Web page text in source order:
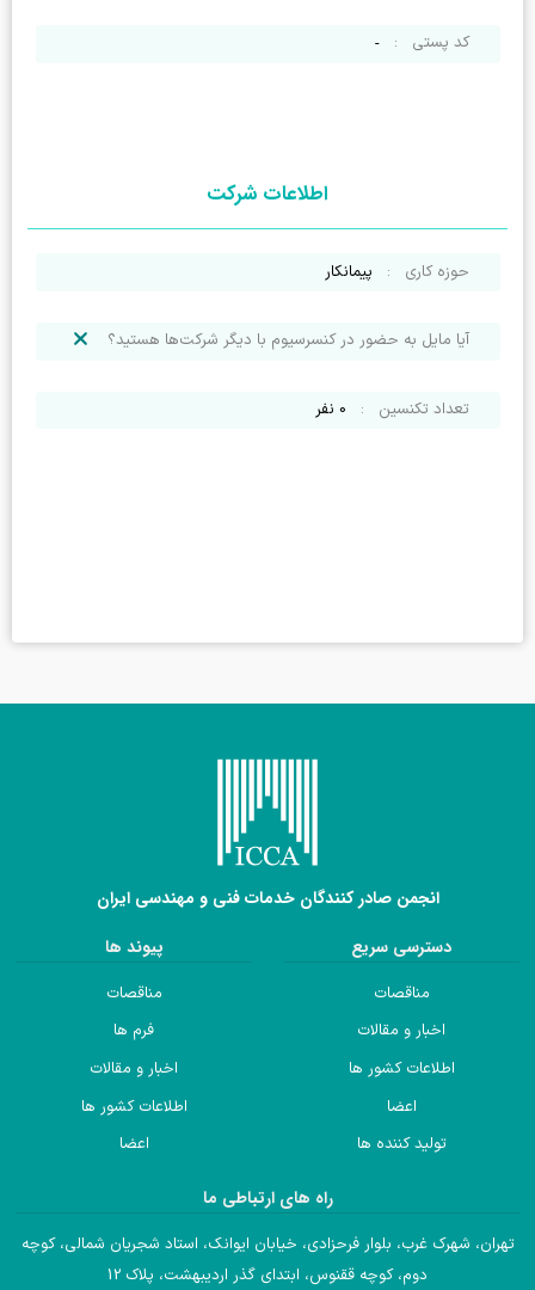
کد پستی :
-
اطلاعات شرکت
حوزه کاری : پیمانکار
آیا مایل به حضور در کنسرسیوم با دیگر شرکت‌ها هستید؟
تعداد تکنسین :
0 نفر
انجمن صادر کنندگان خدمات فنی و مهندسی ایران
دسترسی سریع
مناقصات
اخبار و مقالات
اطلاعات کشور ها
اعضا
تولید کننده ها
پیوند ها
مناقصات
فرم ها
اخبار و مقالات
اطلاعات کشور ها
اعضا
راه های ارتباطی ما
تهران، شهرک غرب، بلوار فرحزادی، خیابان ایوانک، استاد شجریان شمالی، کوچه
دوم، کوچه ققنوس، ابتدای گذر اردیبهشت، پلاک 12